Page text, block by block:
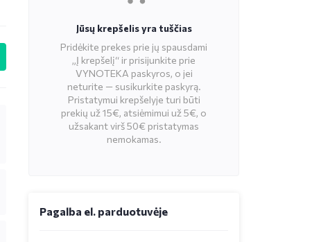
Jūsų krepšelis yra tuščias
Pridėkite prekes prie jų spausdami
„Į krepšelį“ ir prisijunkite prie
VYNOTEKA paskyros, o jei
neturite — susikurkite paskyrą.
Pristatymui krepšelyje turi būti
prekių už 15€, atsiėmimui už 5€, o
užsakant virš 50€ pristatymas
nemokamas.
Pagalba el. parduotuvėje